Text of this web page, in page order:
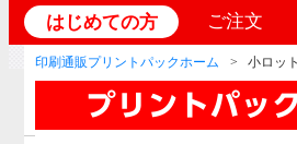
はじめての方 ご注文
印刷通販プリントパックホーム 小ロッ